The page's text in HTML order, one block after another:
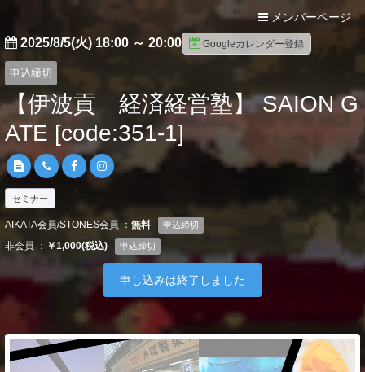
メンバーページ
2025/8/5(火) 18:00 ～ 20:00 Googleカレンダー登録
申込締切
【伊波貢 経済経営塾】 SAION G
ATE [code:351-1]
セミナー
AIKATA会員/STONES会員 ： 無料 申込締切
非会員 ： ￥1,000(税込) 申込締切
申し込みは終了しました